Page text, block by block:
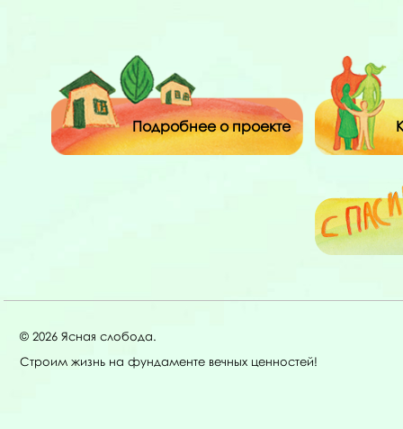
Подробнее о проекте
© 2026 Ясная слобода.
Строим жизнь на фундаменте вечных ценностей!